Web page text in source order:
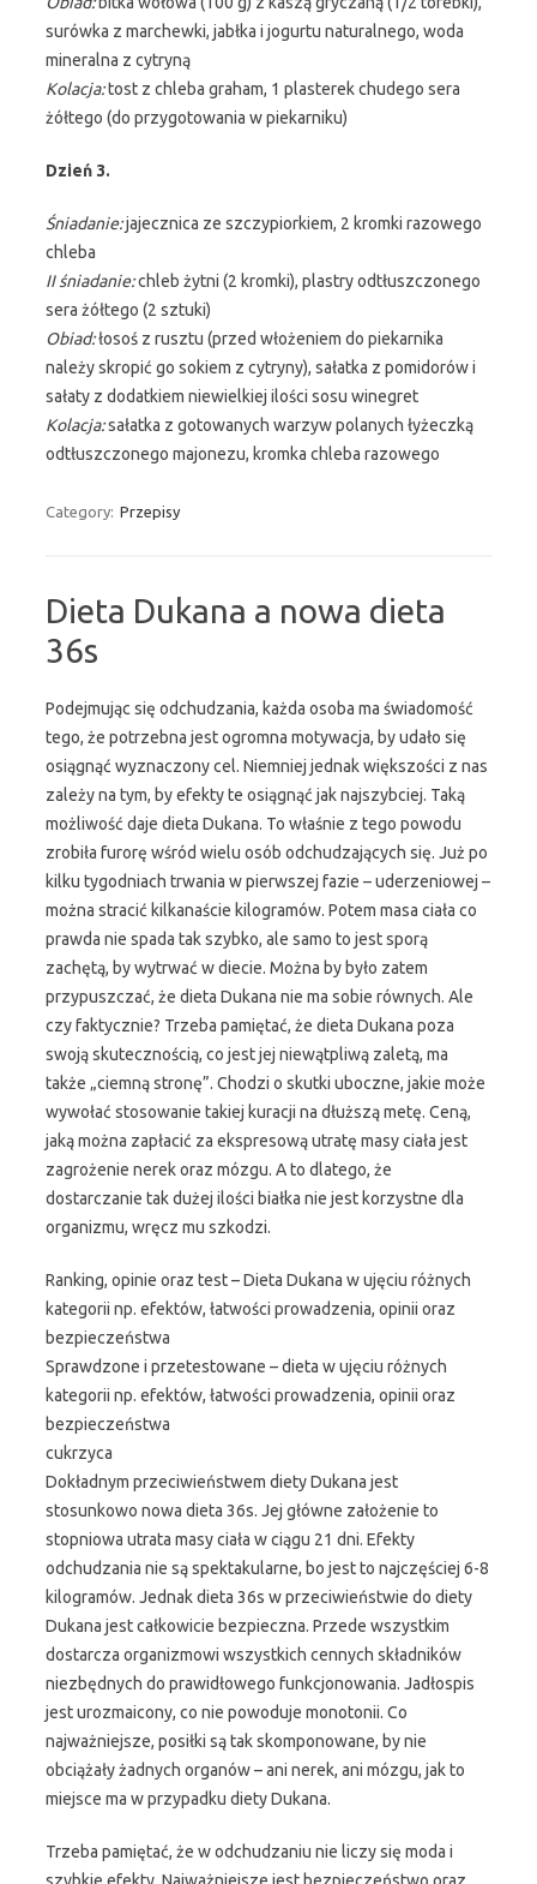
surówka z marchewki, jabłka i jogurtu naturalnego, woda
mineralna z cytryną
Kolacja:tost z chleba graham, 1 plasterek chudego sera
żółtego (do przygotowania w piekarniku)
Dzień 3.
Śniadanie:jajecznica ze szczypiorkiem, 2 kromki razowego
chleba
II śniadanie:chleb żytni (2 kromki), plastry odtłuszczonego
sera żółtego (2 sztuki)
Obiad:łosoś z rusztu (przed włożeniem do piekarnika
należy skropić go sokiem z cytryny), sałatka z pomidorów i
sałaty z dodatkiem niewielkiej ilości sosu winegret
Kolacja:sałatka z gotowanych warzyw polanych łyżeczką
odtłuszczonego majonezu, kromka chleba razowego
Category: Przepisy
Dieta Dukana a nowa dieta
36s
Podejmując się odchudzania, każda osoba ma świadomość
tego, że potrzebna jest ogromna motywacja, by udało się
osiągnąć wyznaczony cel. Niemniej jednak większości z nas
zależy na tym, by efekty te osiągnąć jak najszybciej. Taką
możliwość daje dieta Dukana. To właśnie z tego powodu
zrobiła furorę wśród wielu osób odchudzających się. Już po
kilku tygodniach trwania w pierwszej fazie – uderzeniowej –
można stracić kilkanaście kilogramów. Potem masa ciała co
prawda nie spada tak szybko, ale samo to jest sporą
zachętą, by wytrwać w diecie. Można by było zatem
przypuszczać, że dieta Dukana nie ma sobie równych. Ale
czy faktycznie? Trzeba pamiętać, że dieta Dukana poza
swoją skutecznością, co jest jej niewątpliwą zaletą, ma
także „ciemną stronę”. Chodzi o skutki uboczne, jakie może
wywołać stosowanie takiej kuracji na dłuższą metę. Ceną,
jaką można zapłacić za ekspresową utratę masy ciała jest
zagrożenie nerek oraz mózgu. A to dlatego, że
dostarczanie tak dużej ilości białka nie jest korzystne dla
organizmu, wręcz mu szkodzi.
Ranking, opinie oraz test – Dieta Dukana w ujęciu różnych
kategorii np. efektów, łatwości prowadzenia, opinii oraz
bezpieczeństwa
Sprawdzone i przetestowane – dieta w ujęciu różnych
kategorii np. efektów, łatwości prowadzenia, opinii oraz
bezpieczeństwa
cukrzyca
Dokładnym przeciwieństwem diety Dukana jest
stosunkowo nowa dieta 36s. Jej główne założenie to
stopniowa utrata masy ciała w ciągu 21 dni. Efekty
odchudzania nie są spektakularne, bo jest to najczęściej 6-8
kilogramów. Jednak dieta 36s w przeciwieństwie do diety
Dukana jest całkowicie bezpieczna. Przede wszystkim
dostarcza organizmowi wszystkich cennych składników
niezbędnych do prawidłowego funkcjonowania. Jadłospis
jest urozmaicony, co nie powoduje monotonii. Co
najważniejsze, posiłki są tak skomponowane, by nie
obciążały żadnych organów – ani nerek, ani mózgu, jak to
miejsce ma w przypadku diety Dukana.
Trzeba pamiętać, że w odchudzaniu nie liczy się moda i